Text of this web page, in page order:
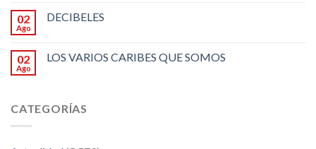
02
Ago
DECIBELES
02
Ago
LOS VARIOS CARIBES QUE SOMOS
CATEGORÍAS